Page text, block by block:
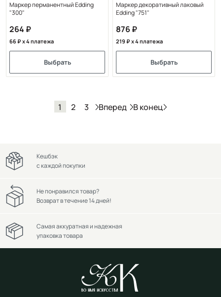
Маркер перманентный Edding
"300"
264
66 x 4 платежа
Выбрать
Маркер декоративный лаковый
Edding "751"
876
219 x 4 платежа
Выбрать
1 2 3 Вперед В конец
Кешбэк
с каждой покупки
Не понравился товар?
Возврат в течение 14 дней!
Самая аккуратная и надежная
упаковка товара